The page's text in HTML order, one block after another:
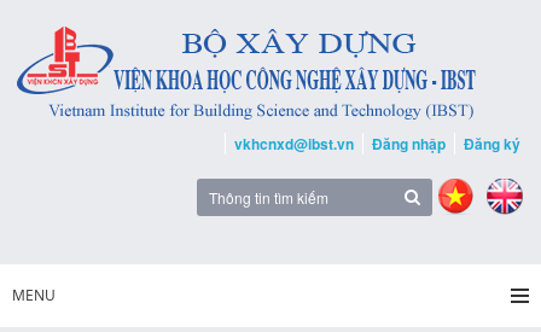
vkhcnxd@ibst.vn Đăng nhập Đăng ký
MENU